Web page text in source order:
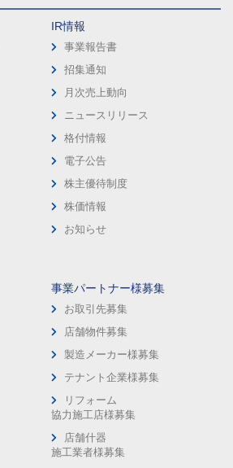
IR情報
事業報告書
招集通知
月次売上動向
ニュースリリース
格付情報
電子公告
株主優待制度
株価情報
お知らせ
事業パートナー様募集
お取引先募集
店舗物件募集
製造メーカー様募集
テナント企業様募集
リフォーム
協力施工店様募集
店舗什器
施工業者様募集